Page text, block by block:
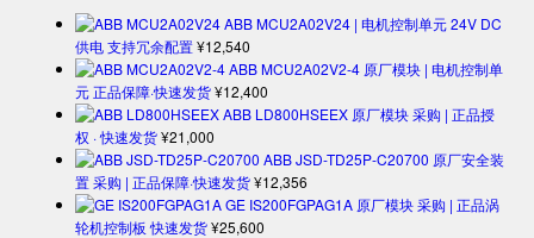
ABB MCU2A02V24 | 电机控制单元 24V DC
供电 支持冗余配置¥12,540
ABB MCU2A02V2-4 原厂模块 | 电机控制单
元 正品保障·快速发货¥12,400
ABB LD800HSEEX 原厂模块 采购 | 正品授
权 · 快速发货¥21,000
ABB JSD-TD25P-C20700 原厂安全装
置 采购 | 正品保障·快速发货¥12,356
GE IS200FGPAG1A 原厂模块 采购 | 正品涡
轮机控制板 快速发货¥25,600